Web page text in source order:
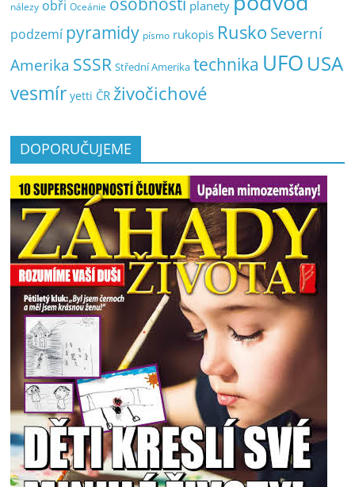
nálezy obři Oceánie planety
podzemí pyramidy písmo rukopis Rusko Severní
Amerika SSSR Střední Amerika technika UFO USA
vesmír yetti ČR živočichové
DOPORUČUJEME